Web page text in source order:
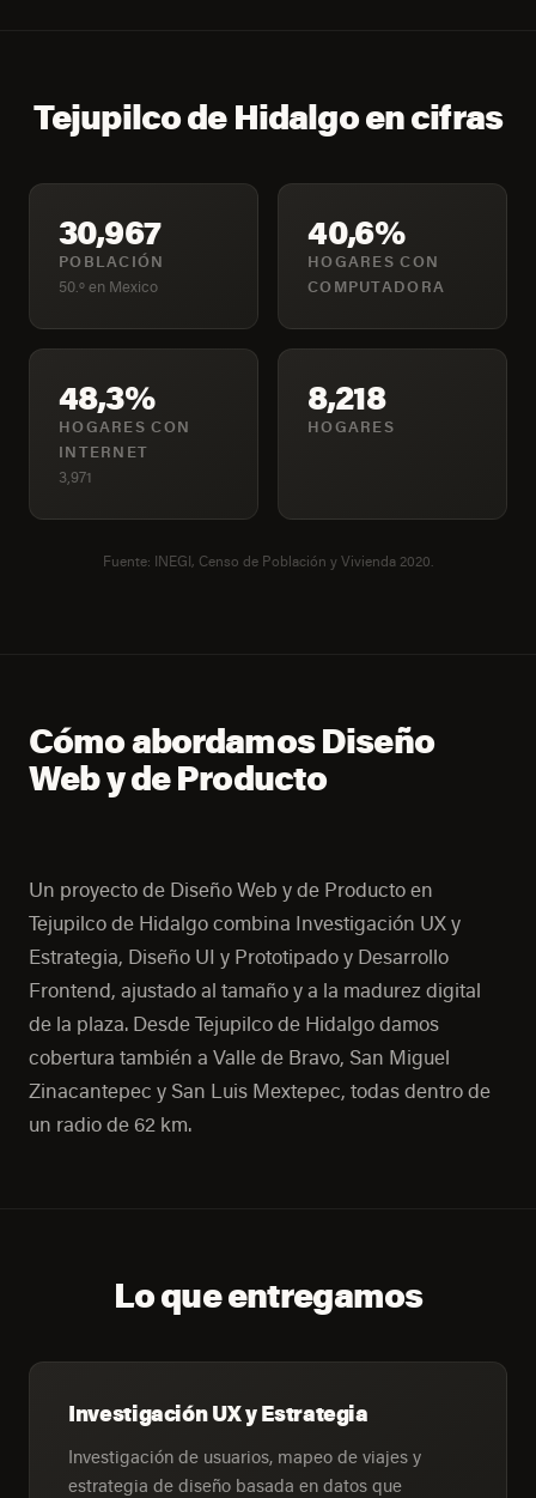
Tejupilco de Hidalgo en cifras
30,967
POBLACIÓN
50.º en Mexico
40,6%
HOGARES CON
COMPUTADORA
48,3%
HOGARES CON
INTERNET
3,971
8,218
HOGARES
Fuente: INEGI, Censo de Población y Vivienda 2020.
Cómo abordamos Diseño
Web y de Producto
Un proyecto de Diseño Web y de Producto en
Tejupilco de Hidalgo combina Investigación UX y
Estrategia, Diseño UI y Prototipado y Desarrollo
Frontend, ajustado al tamaño y a la madurez digital
de la plaza. Desde Tejupilco de Hidalgo damos
cobertura también a Valle de Bravo, San Miguel
Zinacantepec y San Luis Mextepec, todas dentro de
un radio de 62 km.
Lo que entregamos
Investigación UX y Estrategia
Investigación de usuarios, mapeo de viajes y
estrategia de diseño basada en datos que